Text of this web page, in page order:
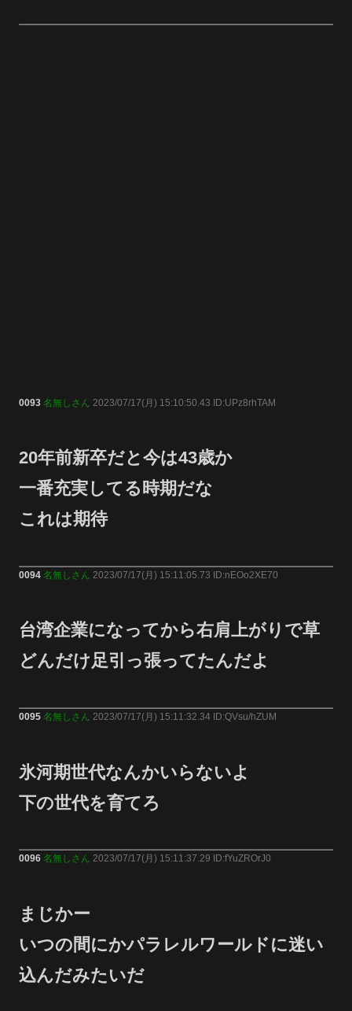
0093 名無しさん 2023/07/17(月) 15:10:50.43 ID:UPz8rhTAM
20年前新卒だと今は43歳か
一番充実してる時期だな
これは期待
0094 名無しさん 2023/07/17(月) 15:11:05.73 ID:nEOo2XE70
台湾企業になってから右肩上がりで草
どんだけ足引っ張ってたんだよ
0095 名無しさん 2023/07/17(月) 15:11:32.34 ID:QVsu/hZUM
氷河期世代なんかいらないよ
下の世代を育てろ
0096 名無しさん 2023/07/17(月) 15:11:37.29 ID:fYuZROrJ0
まじかー
いつの間にかパラレルワールドに迷い
込んだみたいだ